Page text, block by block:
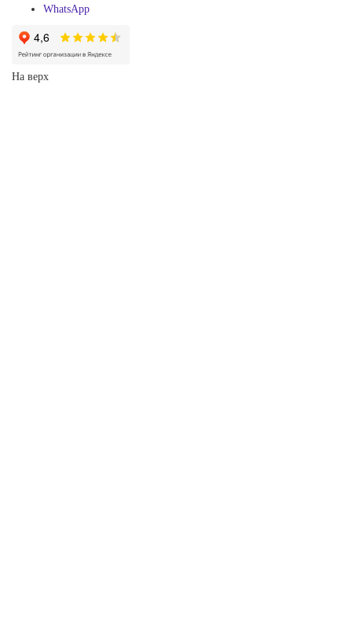
WhatsApp
На верх